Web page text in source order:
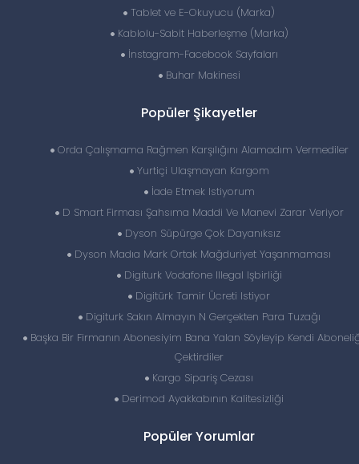
Tablet ve E-Okuyucu (Marka)
Kablolu-Sabit Haberleşme (Marka)
İnstagram-Facebook Sayfaları
Buhar Makinesi
Popüler Şikayetler
Orda Çalışmama Rağmen Karşılığını Alamadım Vermediler
Yurtiçi Ulaşmayan Kargom
İade Etmek Istiyorum
D Smart Firması Şahsıma Maddi Ve Manevi Zarar Veriyor
Dyson Süpürge Çok Dayanıksız
Dyson Madıa Mark Ortak Mağduriyet Yaşanmaması
Digiturk Vodafone Illegal Işbirliği
Digitürk Tamir Ücreti Istiyor
Digiturk Sakın Almayın N Gerçekten Para Tuzağı
Başka Bir Firmanın Abonesiyim Bana Yalan Söyleyip Kendi
Çektirdiler
Kargo Sipariş Cezası
Derimod Ayakkabının Kalitesizliği
Popüler Yorumlar